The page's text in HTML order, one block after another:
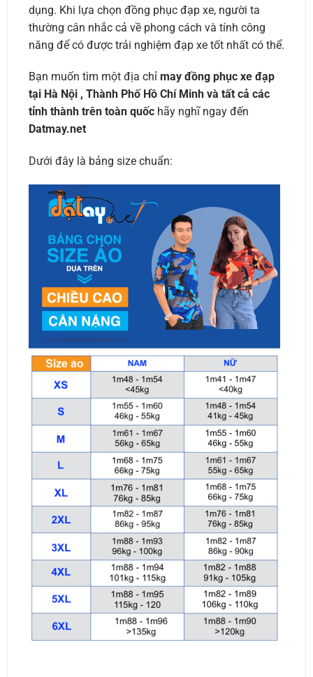
dụng. Khi lựa chọn đồng phục đạp xe, người ta
thường cân nhắc cả về phong cách và tính công
năng để có được trải nghiệm đạp xe tốt nhất có thể.
Bạn muốn tìm một địa chỉ may đồng phục xe đạp
tại Hà Nội , Thành Phố Hồ Chí Minh và tất cả các
tỉnh thành trên toàn quốchãy nghĩ ngay đến
Datmay.net
Dưới đây là bảng size chuẩn: